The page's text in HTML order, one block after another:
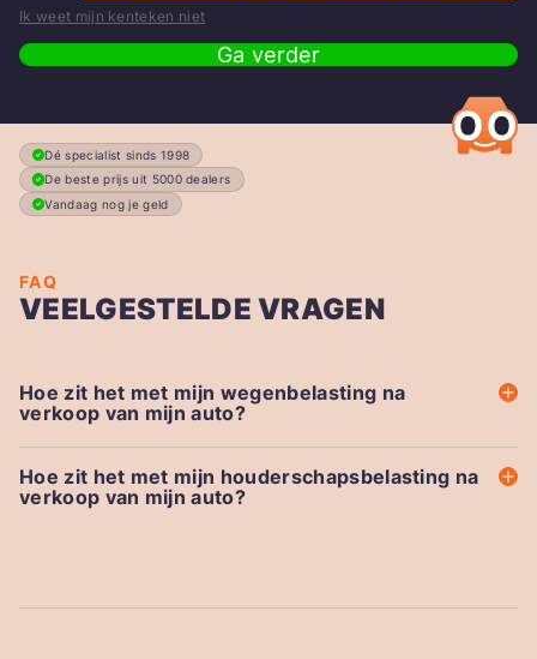
Ik weet mijn kenteken niet
Ga verder
Dé specialist sinds 1998
De beste prijs uit 5000 dealers
Vandaag nog je geld
FAQ
VEELGESTELDE VRAGEN
Hoe zit het met mijn wegenbelasting na
verkoop van mijn auto?
Hoe zit het met mijn houderschapsbelasting na
verkoop van mijn auto?